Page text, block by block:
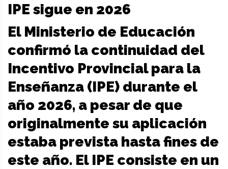
IPE sigue en 2026
El Ministerio de Educación
confirmó la continuidad del
Incentivo Provincial para la
Enseñanza (IPE) durante el
año 2026, a pesar de que
originalmente su aplicación
estaba prevista hasta fines de
este año. El IPE consiste en un